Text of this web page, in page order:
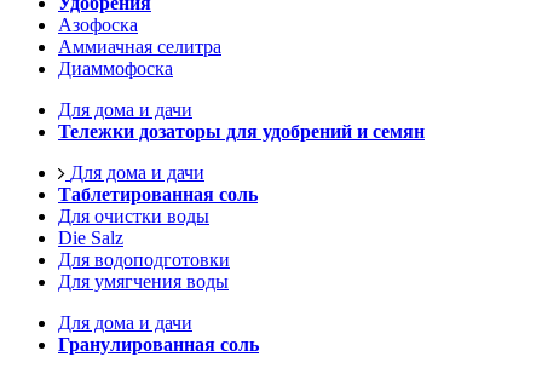
Азофоска
Аммиачная селитра
Диаммофоска
Для дома и дачи
Тележки дозаторы для удобрений и семян
Для дома и дачи
Таблетированная соль
Для очистки воды
Die Salz
Для водоподготовки
Для умягчения воды
Для дома и дачи
Гранулированная соль